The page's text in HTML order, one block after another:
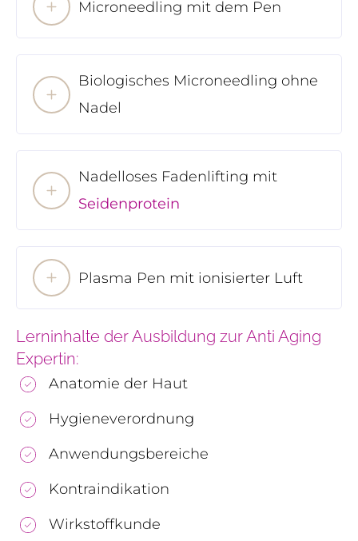
Microneedling mit dem Pen
Biologisches Microneedling ohne
Nadel
Nadelloses Fadenlifting mit
Seidenprotein
Plasma Pen mit ionisierter Luft
Lerninhalte der Ausbildung zur Anti Aging
Expertin:
Anatomie der Haut
Hygieneverordnung
Anwendungsbereiche
Kontraindikation
Wirkstoffkunde